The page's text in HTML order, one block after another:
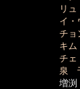
リ
イ・
チョ
キム
チェ
泉　
増渕　はる